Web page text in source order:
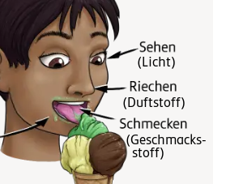
(Duftstoff)
(Geschmacks-
stoff)
(Licht)